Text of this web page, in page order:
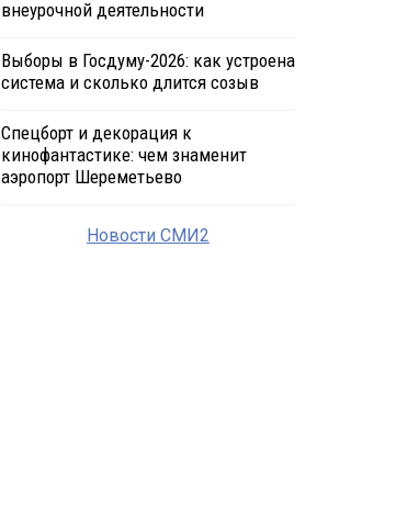
внеурочной деятельности
Выборы в Госдуму-2026: как устроена
система и сколько длится созыв
Спецборт и декорация к
кинофантастике: чем знаменит
аэропорт Шереметьево
Новости СМИ2